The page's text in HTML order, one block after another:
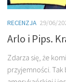
RECENZJA 29/06/
Arlo i Pips.
Zdarza się, że
przyjemności.